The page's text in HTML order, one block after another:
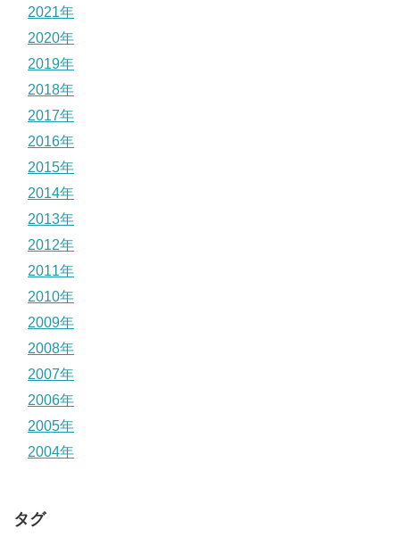
2021年
2020年
2019年
2018年
2017年
2016年
2015年
2014年
2013年
2012年
2011年
2010年
2009年
2008年
2007年
2006年
2005年
2004年
タグ